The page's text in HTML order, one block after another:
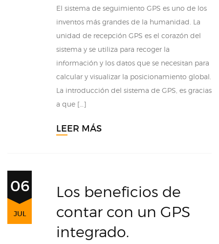
El sistema de seguimiento GPS es uno de los
inventos más grandes de la humanidad. La
unidad de recepción GPS es el corazón del
sistema y se utiliza para recoger la
información y los datos que se necesitan para
calcular y visualizar la posicionamiento global.
La introducción del sistema de GPS, es gracias
a que […]
LEER MÁS
06
JUL
Los beneficios de
contar con un GPS
integrado.